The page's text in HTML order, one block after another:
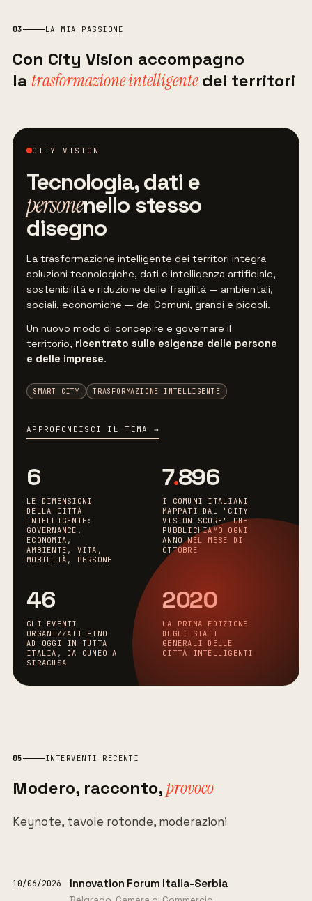
03 LA MIA PASSIONE
Con City Vision accompagno
la trasformazione intelligentedei territori
CITY VISION
Tecnologia, dati e
personenello stesso
disegno
La trasformazione intelligente dei territori integra
soluzioni tecnologiche, dati e intelligenza artificiale,
sostenibilità e riduzione delle fragilità — ambientali,
sociali, economiche — dei Comuni, grandi e piccoli.
Un nuovo modo di concepire e governare il
territorio, ricentrato sulle esigenze delle persone
e delle imprese.
SMART CITY TRASFORMAZIONE INTELLIGENTE
APPROFONDISCI IL TEMA →
6
LE DIMENSIONI
DELLA CITTÀ
INTELLIGENTE:
GOVERNANCE,
ECONOMIA,
AMBIENTE, VITA,
MOBILITÀ, PERSONE
7.896
I COMUNI ITALIANI
MAPPATI DAL "CITY
VISION SCORE" CHE
PUBBLICHIAMO OGNI
ANNO NEL MESE DI
OTTOBRE
46
GLI EVENTI
ORGANIZZATI FINO
AD OGGI IN TUTTA
ITALIA, DA CUNEO A
SIRACUSA
2020
LA PRIMA EDIZIONE
DEGLI STATI
GENERALI DELLE
CITTÀ INTELLIGENTI
05 INTERVENTI RECENTI
Modero, racconto,provoco
Keynote, tavole rotonde, moderazioni
10/06/2026 Innovation Forum Italia-Serbia